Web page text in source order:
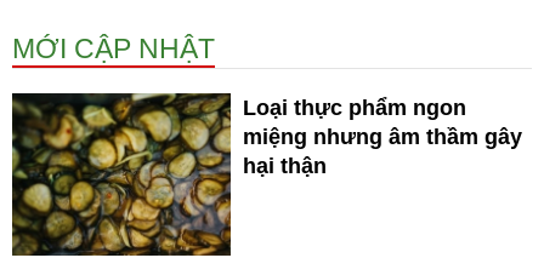
MỚI CẬP NHẬT
Loại thực phẩm ngon
miệng nhưng âm thầm gây
hại thận